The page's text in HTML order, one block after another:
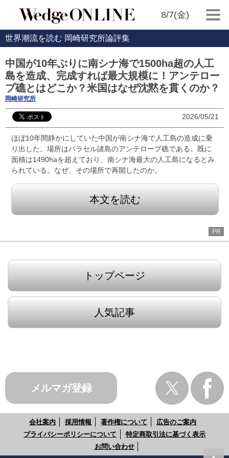
8/7(金)
世界潮流を読む 岡崎研究所論評集
中国が10年ぶりに南シナ海で1500ha超の人工
島を造成、完成すれば最大規模に！アンテロー
プ礁とはどこか？米国はなぜ沈黙を貫くのか？
岡崎研究所
2026/05/21
ほぼ10年間静かにしていた中国が南シナ海で人工島の造成に乗
り出した。場所はパラセル諸島のアンテロープ礁である。既に
面積は1490haを超えており、南シナ海最大の人工島になるとみ
られている。なぜ、その場所で再開したのか。
本文を読む
PR
トップページ
人気記事
メルマガ登録
会社案内 採用情報 著作権について
広告のご案内
プライバシーポリシーについて
特定商取引法に基づく表示
お問い合わせ